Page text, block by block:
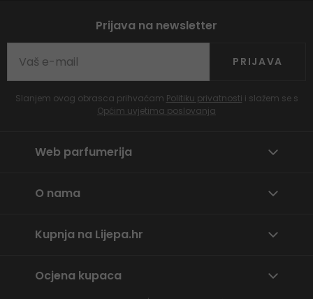
Prijava na newsletter
PRIJAVA
Slanjem ovog obrasca prihvaćam Politiku privatnosti i slažem se s
Općim uvjetima poslovanja
Web parfumerija
O nama
Kupnja na Lijepa.hr
Ocjena kupaca